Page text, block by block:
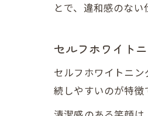
とで、違和感のない
セルフホワイト
セルフホワイトニ
続しやすいのが特徴